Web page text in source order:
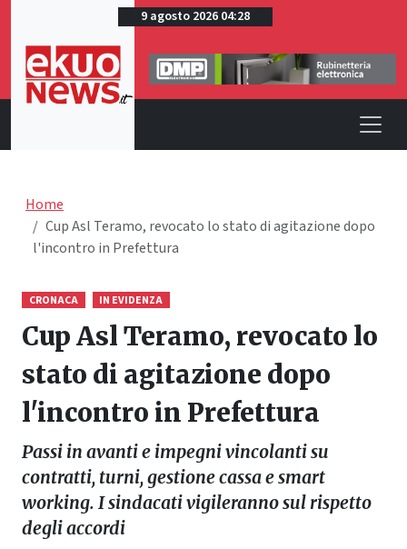
9 agosto 2026 04:28
Home
Cup Asl Teramo, revocato lo stato di agitazione dopo
l'incontro in Prefettura
CRONACA IN EVIDENZA
Cup Asl Teramo, revocato lo
stato di agitazione dopo
l'incontro in Prefettura
Passi in avanti e impegni vincolanti su
contratti, turni, gestione cassa e smart
working. I sindacati vigileranno sul rispetto
degli accordi